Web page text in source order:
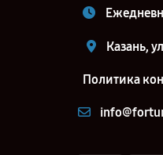
Казань,
Политика